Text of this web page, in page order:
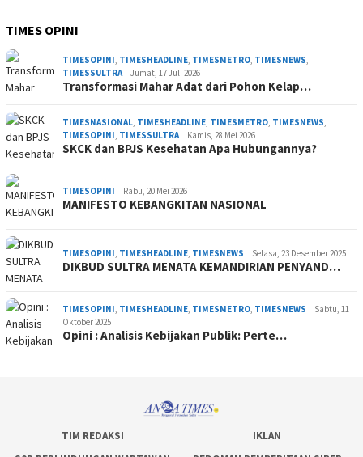
TIMES OPINI
TIMESOPINI, TIMESHEADLINE, TIMESMETRO, TIMESNEWS,
TIMESSULTRA
Jumat, 17 Juli 2026
Transformasi Mahar Adat dari Pohon Kelap…
TIMESNASIONAL, TIMESHEADLINE, TIMESMETRO, TIMESNEWS,
TIMESOPINI, TIMESSULTRA Kamis, 28 Mei 2026
SKCK dan BPJS Kesehatan Apa Hubungannya?
TIMESOPINI Rabu, 20 Mei 2026
MANIFESTO KEBANGKITAN NASIONAL
TIMESOPINI, TIMESHEADLINE, TIMESNEWS Selasa, 23 Desember 2025
DIKBUD SULTRA MENATA KEMANDIRIAN PENYAND…
TIMESOPINI, TIMESHEADLINE, TIMESMETRO, TIMESNEWS
Sabtu, 11
Oktober 2025
Opini : Analisis Kebijakan Publik: Perte…
TIM REDAKSI
IKLAN